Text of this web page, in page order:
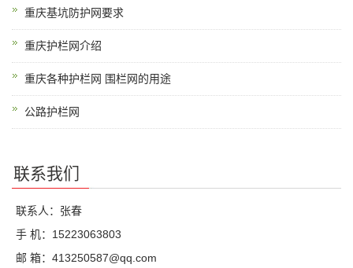
重庆基坑防护网要求
重庆护栏网介绍
重庆各种护栏网 围栏网的用途
公路护栏网
联系我们
联系人：张春
手 机：15223063803
邮 箱：413250587@qq.com